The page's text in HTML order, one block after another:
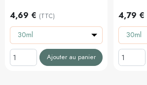
4,69 € (TTC)
30ml
Ajouter au panier
4,79 €
30ml